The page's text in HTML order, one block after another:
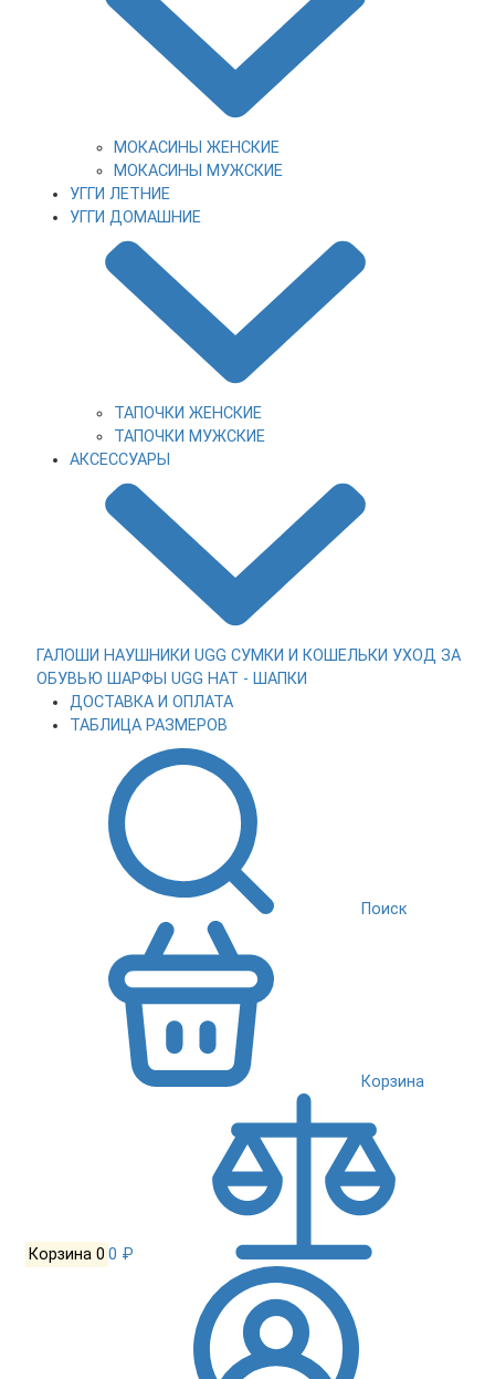
МОКАСИНЫ ЖЕНСКИЕ
МОКАСИНЫ МУЖСКИЕ
УГГИ ЛЕТНИЕ
УГГИ ДОМАШНИЕ
ТАПОЧКИ ЖЕНСКИЕ
ТАПОЧКИ МУЖСКИЕ
АКСЕССУАРЫ
ГАЛОШИ НАУШНИКИ UGG СУМКИ И КОШЕЛЬКИ УХОД ЗА
ОБУВЬЮ ШАРФЫ UGG HAT - ШАПКИ
ДОСТАВКА И ОПЛАТА
ТАБЛИЦА РАЗМЕРОВ
Поиск
Корзина
Корзина 0 0 ₽